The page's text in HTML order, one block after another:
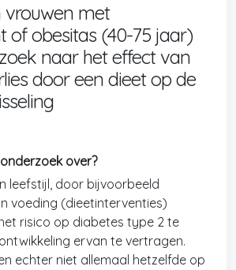
vrouwen met
of obesitas (40-75 jaar)
naar het effect van
door een dieet op de
over?
leefstijl, door bijvoorbeeld
voeding (dieetinterventies)
risico op diabetes type 2 te
ervan te vertragen.
echter niet allemaal hetzelfde op